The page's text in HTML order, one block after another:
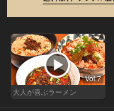
Vol.7
大人が喜ぶラーメン